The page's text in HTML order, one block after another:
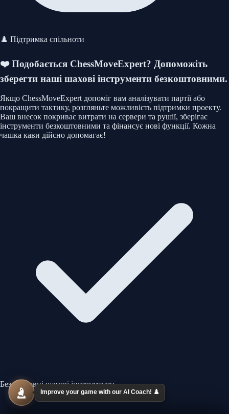
♟️ Підтримка спільноти
❤️ Подобається ChessMoveExpert? Допоможіть
зберегти наші шахові інструменти безкоштовними.
Якщо ChessMoveExpert допоміг вам аналізувати партії або
покращити тактику, розгляньте можливість підтримки проекту.
Ваш внесок покриває витрати на сервери та рушії, зберігає
інструменти безкоштовними та фінансує нові функції. Кожна
чашка кави дійсно допомагає!
Безкоштовні шахові інструменти
Improve your game with our AI Coach! ♟️